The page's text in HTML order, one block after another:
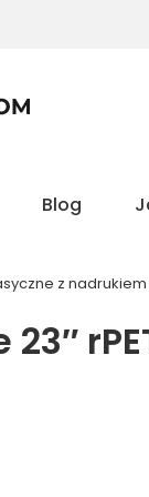
Blog
z nadrukiem